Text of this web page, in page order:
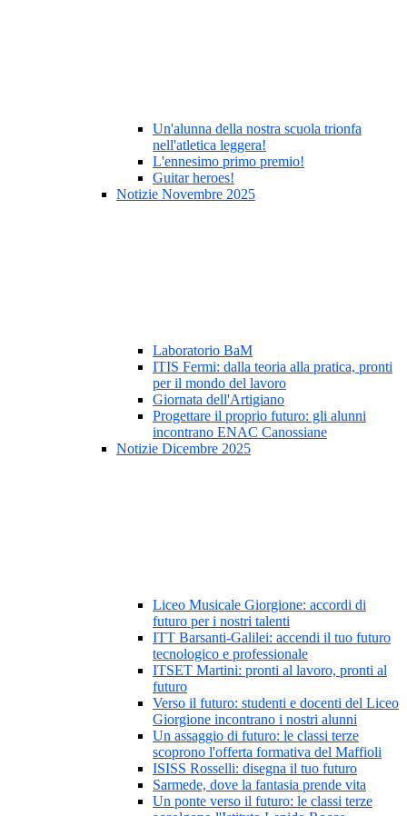
Un'alunna della nostra scuola trionfa
nell'atletica leggera!
L'ennesimo primo premio!
Guitar heroes!
Notizie Novembre 2025
Laboratorio BaM
ITIS Fermi: dalla teoria alla pratica, pronti
per il mondo del lavoro
Giornata dell'Artigiano
Progettare il proprio futuro: gli alunni
incontrano ENAC Canossiane
Notizie Dicembre 2025
Liceo Musicale Giorgione: accordi di
futuro per i nostri talenti
ITT Barsanti-Galilei: accendi il tuo futuro
tecnologico e professionale
ITSET Martini: pronti al lavoro, pronti al
futuro
Verso il futuro: studenti e docenti del Liceo
Giorgione incontrano i nostri alunni
Un assaggio di futuro: le classi terze
scoprono l'offerta formativa del Maffioli
ISISS Rosselli: disegna il tuo futuro
Sarmede, dove la fantasia prende vita
Un ponte verso il futuro: le classi terze